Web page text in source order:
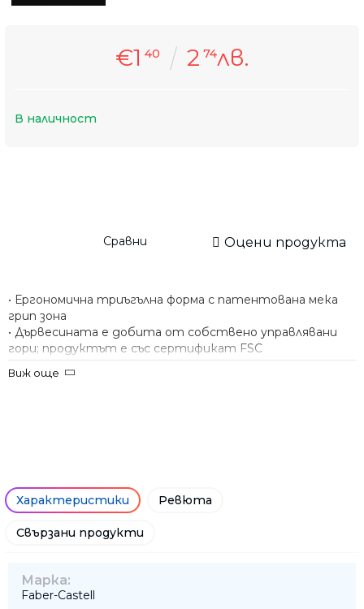
€1 40 2 74лв.
В наличност
Сравни Оцени продукта
• Ергономична триъгълна форма с патентована мека
грип зона
• Дървесината е добита от собствено управлявани
гори; продуктът е със сертификат FSC
• Боя на водна основа
Виж още
Характеристики Ревюта
Свързани продукти
Марка:
Faber-Castell